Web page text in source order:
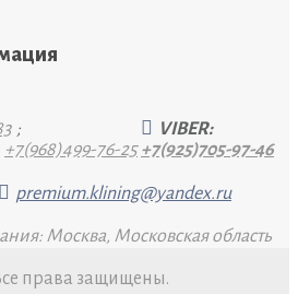
;
+7(968)499-76-25
VIBER:
+7(925)705-97-46
premium.klining@yandex.ru
Москва, Московская область
права защищены.